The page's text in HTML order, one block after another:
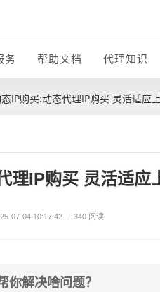
务 帮助文档 代理知识
IP购买:动态代理IP购买 灵活适应
理IP购买 灵活适应
07-04 10:17:42 / 340 阅读
你解决啥问题？